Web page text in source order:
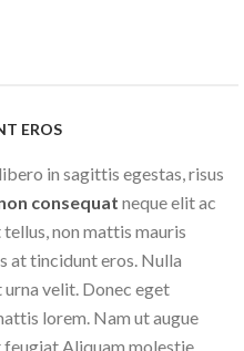
EROS
in sagittis egestas, risus
consequat neque elit ac
non mattis mauris
at tincidunt eros. Nulla
velit. Donec eget
lorem. Nam ut augue
molestie